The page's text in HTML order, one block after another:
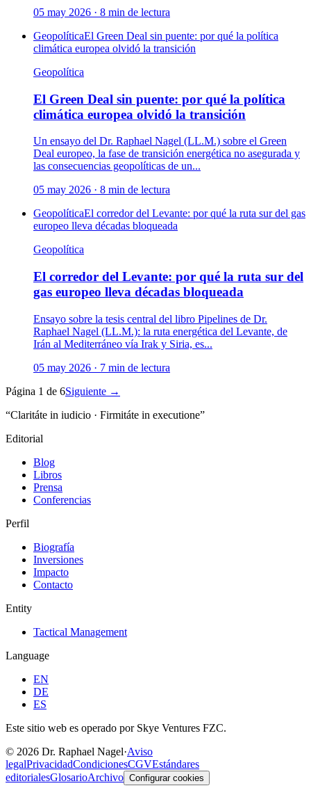
05 may 2026 · 8 min de lectura
GeopolíticaEl Green Deal sin puente: por qué la política
climática europea olvidó la transición
Geopolítica
El Green Deal sin puente: por qué la política
climática europea olvidó la transición
Un ensayo del Dr. Raphael Nagel (LL.M.) sobre el Green
Deal europeo, la fase de transición energética no asegurada y
las consecuencias geopolíticas de un...
05 may 2026 · 8 min de lectura
GeopolíticaEl corredor del Levante: por qué la ruta sur del gas
europeo lleva décadas bloqueada
Geopolítica
El corredor del Levante: por qué la ruta sur del
gas europeo lleva décadas bloqueada
Ensayo sobre la tesis central del libro Pipelines de Dr.
Raphael Nagel (LL.M.): la ruta energética del Levante, de
Irán al Mediterráneo vía Irak y Siria, es...
05 may 2026 · 7 min de lectura
Página 1 de 6Siguiente →
“Claritáte in iudicio · Firmitáte in executione”
Editorial
Blog
Libros
Prensa
Conferencias
Perfil
Biografía
Inversiones
Impacto
Contacto
Entity
Tactical Management
Language
EN
DE
ES
Este sitio web es operado por Skye Ventures FZC.
© 2026 Dr. Raphael Nagel·Aviso
legalPrivacidadCondicionesCGVEstándares
editorialesGlosarioArchivo Configurar cookies